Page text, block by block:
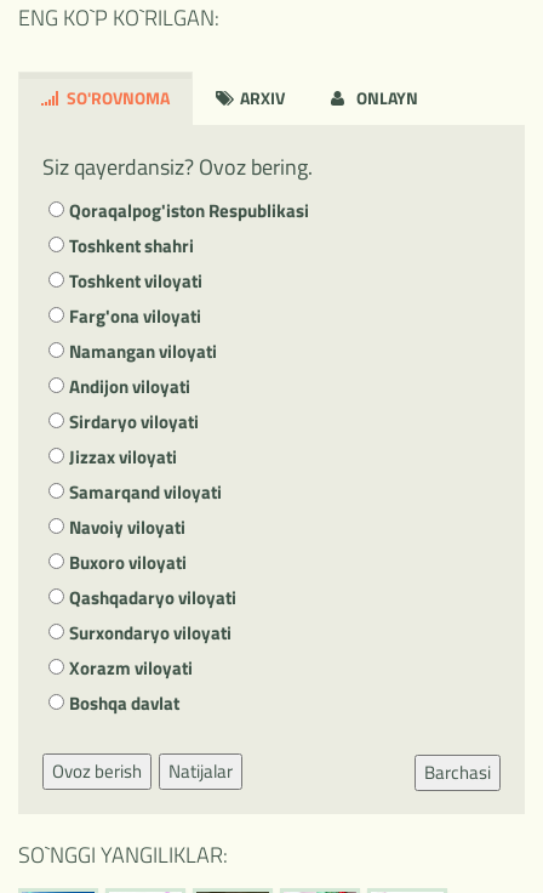
ENG KO`P KO`RILGAN:
SO'ROVNOMA ARXIV ONLAYN
Siz qayerdansiz? Ovoz bering.
Qoraqalpog'iston Respublikasi
Toshkent shahri
Toshkent viloyati
Farg'ona viloyati
Namangan viloyati
Andijon viloyati
Sirdaryo viloyati
Jizzax viloyati
Samarqand viloyati
Navoiy viloyati
Buxoro viloyati
Qashqadaryo viloyati
Surxondaryo viloyati
Xorazm viloyati
Boshqa davlat
Ovoz berish Natijalar Barchasi
SO`NGGI YANGILIKLAR: